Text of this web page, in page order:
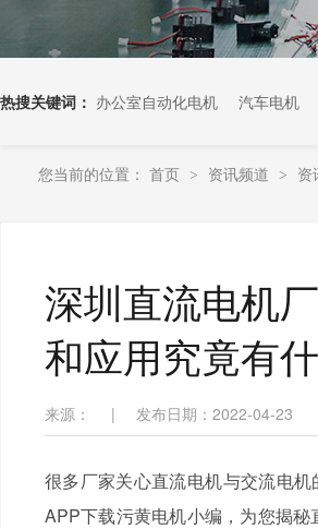
热搜关键词： 办公室自动化电机 汽车电机
您当前的位置： 首页 > 资讯频道 > 资
深圳直流电机
和应用究竟有
来源： | 发布日期：2022-04-23
很多厂家关心直流电机与交流电
APP下载污黄电机小编，为您揭